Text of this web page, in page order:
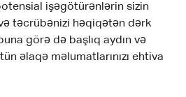
işəgötürənlərin sizin
və təcrübənizi həqiqətən dərk
görə də başlıq aydın və
əlaqə məlumatlarınızı ehtiva